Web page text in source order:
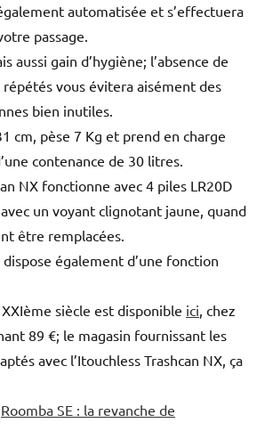
automatisée et s’effectuera
passage.
aussi gain d’hygiène; l’absence de
vous évitera aisément des
bien inutiles.
cm, pèse 7 Kg et prend en charge
contenance de 30 litres.
NX fonctionne avec 4 piles LR20D
un voyant clignotant jaune, quand
être remplacées.
également d’une fonction
siècle est disponible ici , chez
89 €; le magasin fournissant les
avec l’Itouchless Trashcan NX, ça
Roomba SE : la revanche de